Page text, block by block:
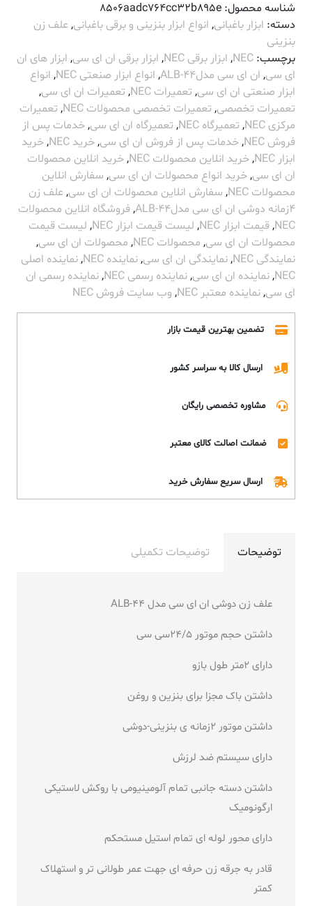
شناسه محصول: 8506aadc764cc32b895e
دسته: ابزار باغبانی, انواع ابزار بنزینی و برقی باغبانی, علف زن
بنزینی
برچسب: NEC
, ابزار برقی NEC , ابزار برقی ان ای سی, ابزار های ان
ای سی, ان ای سی مدلALB-44 , انواع ابزار صنعتی NEC , انواع
ابزار صنعتی ان ای سی, تعمیرات NEC , تعمیرات ان ای سی,
تعمیرات تخصصی, تعمیرات تخصصی محصولات NEC , تعمیرات
مرکزی NEC
, تعمیرگاه NEC , تعمیرگاه ان ای سی,خدمات پس از
فروش NEC
,خدمات پس از فروش ان ای سی,خرید NEC ,خرید
ابزار NEC
,خرید انلاین محصولات NEC ,خرید انلاین محصولات
ان ای سی,خرید انواع محصولات ان ای سی, سفارش انلاین
محصولات NEC
, سفارش انلاین محصولات ان ای سی, علف زن
4زمانه دوشی ان ای سی مدلALB-44
, فروشگاه انلاین محصولات
NEC
, قیمت ابزار NEC , لیست قیمت ابزار NEC , لیست قیمت
محصولات ان ای سی, محصولات NEC , محصولات ان ای سی,
نمایندگی NEC
,نمایندگی ان ای سی,نماینده NEC ,نماینده اصلی
NEC
,نماینده ان ای سی,نماینده رسمی NEC ,نماینده رسمی ان
ای سی,نماینده معتبر NEC , وب سایت فروش NEC
تضمین بهترین قیمت بازار
ارسال کالا به سراسر کشور
مشاوره تخصصی رایگان
ضمانت اصالت کالای معتبر
ارسال سریع سفارش خرید
توضیحات توضیحات تکمیلی
علف زن دوشی ان ای سی مدل ALB-44
داشتن حجم موتور 24/5سی سی
دارای 2متر طول بازو
داشتن باک مجزا برای بنزین و روغن
داشتن موتور 2زمانه ی بنزینی-دوشی
دارای سیستم ضد لرزش
داشتن دسته جانبی تمام آلومینیومی با روکش لاستیکی
ارگونومیک
دارای محور لوله ای تمام استیل مستحکم
قادر به جرقه زن حرفه ای جهت عمر طولانی تر و استهلاک
کمتر